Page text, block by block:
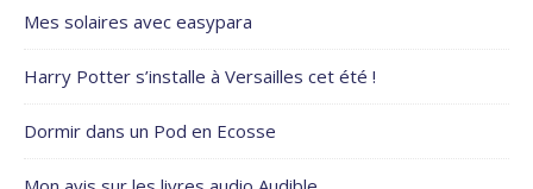
Mes solaires avec easypara
Harry Potter s’installe à Versailles cet été !
Dormir dans un Pod en Ecosse